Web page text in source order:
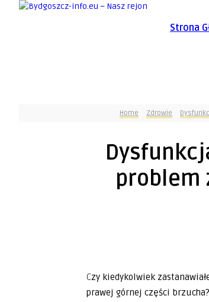
Strona
Home Zdrowie
problem
Czy kiedykolwiek zastanawiałeś się, dlaczego po zjedzeniu tłustego posiłku odczuwasz dyskomfort w
prawej górnej części